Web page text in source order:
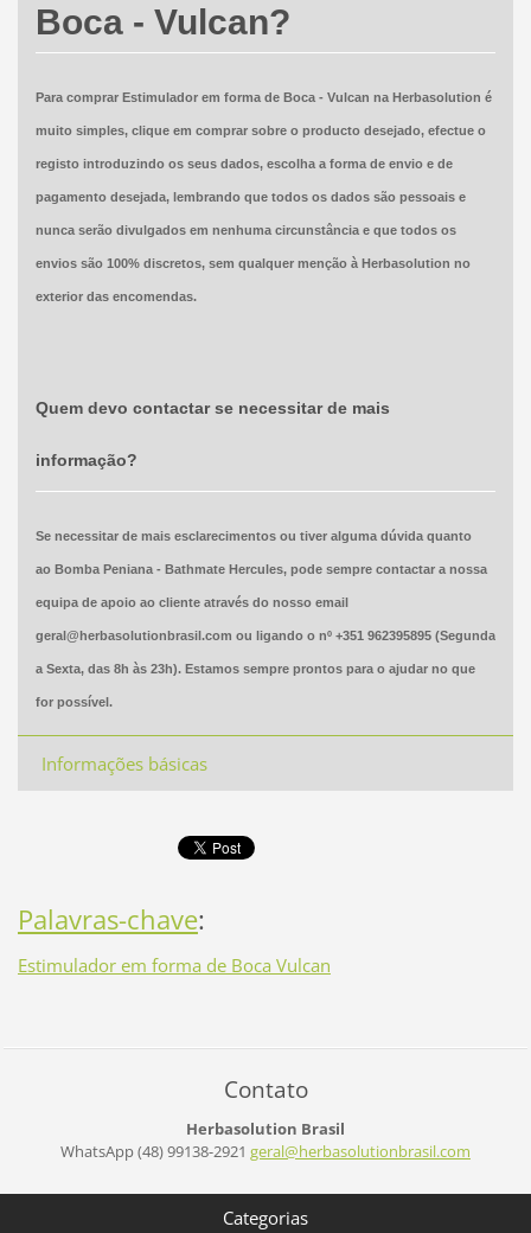
Boca - Vulcan?
Para comprar Estimulador em forma de Boca - Vulcan na Herbasolution é
muito simples, clique em comprar sobre o producto desejado, efectue o
registo introduzindo os seus dados, escolha a forma de envio e de
pagamento desejada, lembrando que todos os dados são pessoais e
nunca serão divulgados em nenhuma circunstância e que todos os
envios são 100% discretos, sem qualquer menção à Herbasolution no
exterior das encomendas.
Quem devo contactar se necessitar de mais
informação?
Se necessitar de mais esclarecimentos ou tiver alguma dúvida quanto
ao Bomba Peniana - Bathmate Hercules,pode sempre contactar a nossa
equipa de apoio ao cliente através do nosso email
geral@herbasolutionbrasil.com ou ligando o nº +351 962395895 (Segunda
a Sexta, das 8h às 23h). Estamos sempre prontos para o ajudar no que
for possível.
Informações básicas
Palavras-chave:
Estimulador em forma de Boca Vulcan
Contato
Herbasolution Brasil
WhatsApp (48) 99138-2921 geral@herbasolutionbrasil.com
Categorias